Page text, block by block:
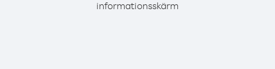
informationsskärm